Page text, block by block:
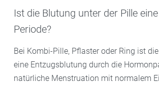
Ist die Blutung unter der Pille
Periode?
Bei Kombi-Pille, Pflaster oder Ring ist
eine Entzugsblutung durch die
natürliche Menstruation mit normalem